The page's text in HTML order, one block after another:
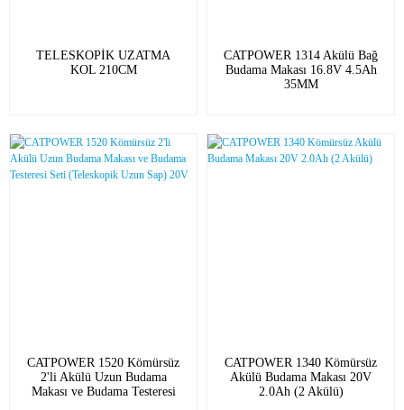
TELESKOPİK UZATMA
KOL 210CM
CATPOWER 1314 Akülü Bağ
Budama Makası 16.8V 4.5Ah
35MM
CATPOWER 1520 Kömürsüz
2'li Akülü Uzun Budama
Makası ve Budama Testeresi
CATPOWER 1340 Kömürsüz
Akülü Budama Makası 20V
2.0Ah (2 Akülü)